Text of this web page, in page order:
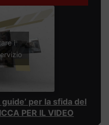
i
per la sfida del
PER IL VIDEO